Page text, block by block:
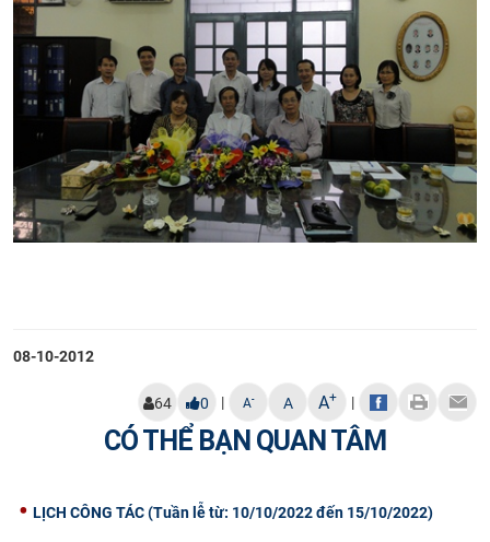
08-10-2012
64 0 | A- A A+ |
CÓ THỂ BẠN QUAN TÂM
LỊCH CÔNG TÁC (Tuần lễ từ: 10/10/2022 đến 15/10/2022)